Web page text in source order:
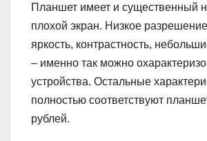
Планшет имеет и существенный
плохой экран. Низкое
яркость, контрастность,
– именно так можно
устройства. Остальные
полностью соответствуют
рублей.